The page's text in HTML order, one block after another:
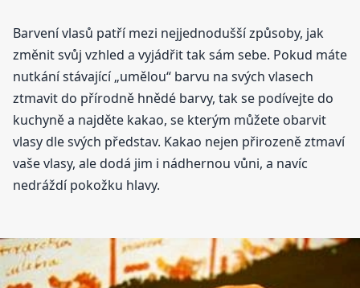
Barvení vlasů patří mezi nejjednodušší způsoby, jak
změnit svůj vzhled a vyjádřit tak sám sebe. Pokud máte
nutkání stávající „umělou“ barvu na svých vlasech
ztmavit do přírodně hnědé barvy, tak se podívejte do
kuchyně a najděte kakao, se kterým můžete obarvit
vlasy dle svých představ. Kakao nejen přirozeně ztmaví
vaše vlasy, ale dodá jim i nádhernou vůni, a navíc
nedráždí pokožku hlavy.